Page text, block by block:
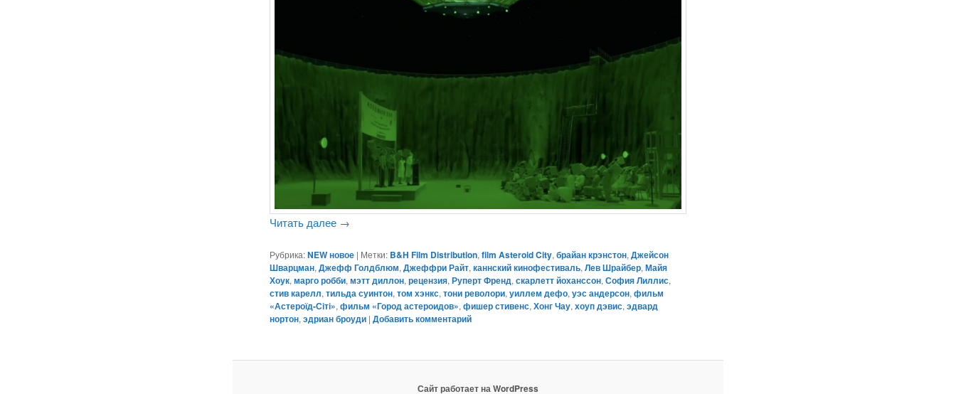
Читать далее →
Рубрика: NEW новое | Метки: B&H Film Distribution,film Asteroid City,брайан крэнстон,Джейсон
Шварцман,Джефф Голдблюм,Джеффри Райт,каннский кинофестиваль,Лев Шрайбер,Майя
Хоук,марго робби,мэтт диллон,рецензия,Руперт Френд,скарлетт йоханссон,София Лиллис,
стив карелл,тильда суинтон,том хэнкс,тони револори,уиллем дефо,уэс андерсон,фильм
«Астероїд-Сіті»,фильм «Город астероидов»,фишер стивенс,Хонг Чау,хоуп дэвис,эдвард
нортон,эдриан броуди |Добавить комментарий
Сайт работает на WordPress